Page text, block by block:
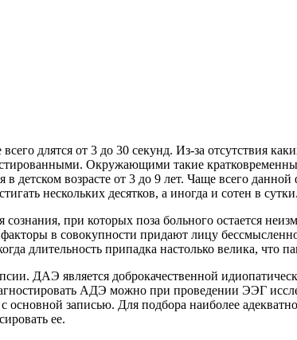
длятся от 3 до 30 секунд. Из-за отсутствия
Окружающими такие
в детском возрасте от 3 до 9 лет. Чаще всего
нескольких десятков, а иногда и сотен в сутки.
при которых поза больного остается
в совокупности придают лицу
длительность припадка настолько велика, что
ДАЭ является доброкачественной
АДЭ можно при проведении ЭЭГ
основной записью. Для подбора наиболее
ее.